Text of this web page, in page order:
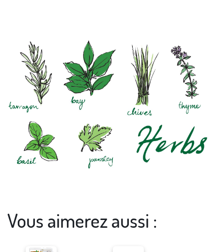
Vous aimerez aussi :